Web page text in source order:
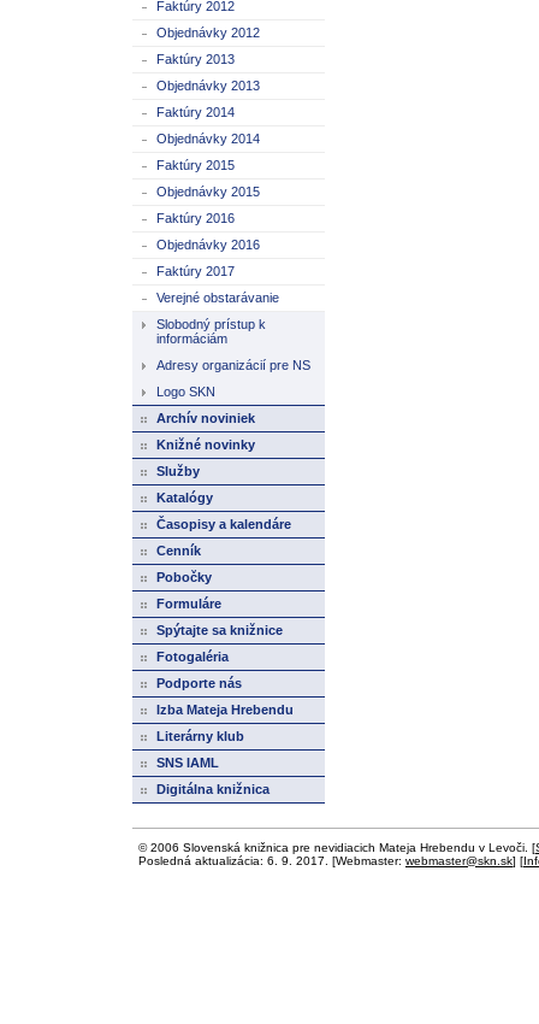
Faktúry 2012
Objednávky 2012
Faktúry 2013
Objednávky 2013
Faktúry 2014
Objednávky 2014
Faktúry 2015
Objednávky 2015
Faktúry 2016
Objednávky 2016
Faktúry 2017
Verejné obstarávanie
Slobodný prístup k
informáciám
Adresy organizácií pre NS
Logo SKN
Archív noviniek
Knižné novinky
Služby
Katalógy
Časopisy a kalendáre
Cenník
Pobočky
Formuláre
Spýtajte sa knižnice
Fotogaléria
Podporte nás
Izba Mateja Hrebendu
Literárny klub
SNS IAML
Digitálna knižnica
© 2006 Slovenská knižnica pre nevidiacich Mateja Hrebendu v Levoči. [
Posledná aktualizácia: 6. 9. 2017. [Webmaster: webmaster@skn.sk] [